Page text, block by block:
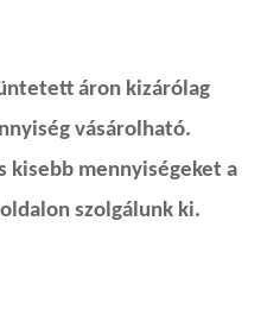
áron kizárólag
vásárolható.
kisebb mennyiségeket a
oldalon szolgálunk ki.